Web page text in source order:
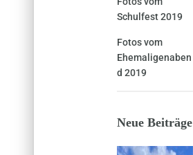
Schulfest 2019
Fotos vom
Ehemaligenaben
d 2019
Neue Beiträge